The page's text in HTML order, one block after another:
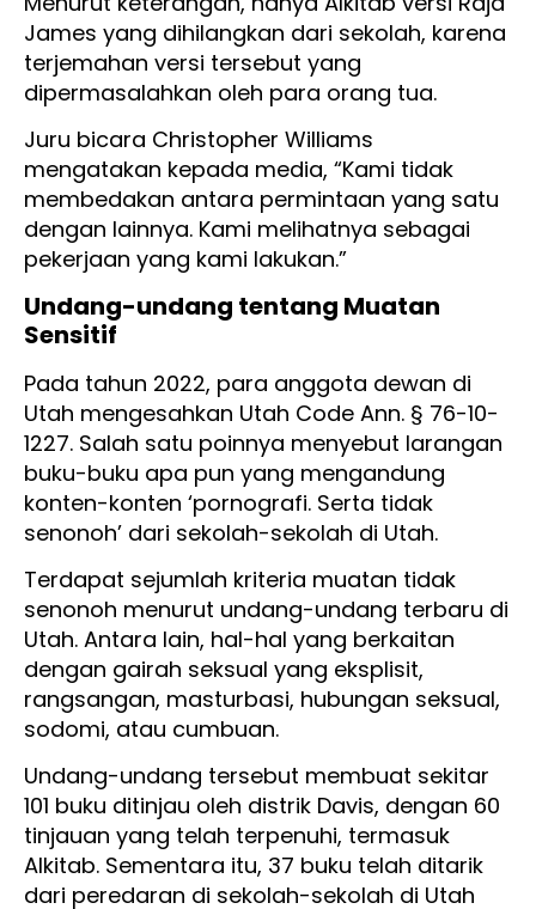
James yang dihilangkan dari sekolah, karena
terjemahan versi tersebut yang
dipermasalahkan oleh para orang tua.
Juru bicara Christopher Williams
mengatakan kepada media, “Kami tidak
membedakan antara permintaan yang satu
dengan lainnya. Kami melihatnya sebagai
pekerjaan yang kami lakukan.”
Undang-undang tentang Muatan
Sensitif
Pada tahun 2022, para anggota dewan di
Utah mengesahkan Utah Code Ann. § 76-10-
1227. Salah satu poinnya menyebut larangan
buku-buku apa pun yang mengandung
konten-konten ‘pornografi. Serta tidak
senonoh’ dari sekolah-sekolah di Utah.
Terdapat sejumlah kriteria muatan tidak
senonoh menurut undang-undang terbaru di
Utah. Antara lain, hal-hal yang berkaitan
dengan gairah seksual yang eksplisit,
rangsangan, masturbasi, hubungan seksual,
sodomi, atau cumbuan.
Undang-undang tersebut membuat sekitar
101 buku ditinjau oleh distrik Davis, dengan 60
tinjauan yang telah terpenuhi, termasuk
Alkitab. Sementara itu, 37 buku telah ditarik
dari peredaran di sekolah-sekolah di Utah